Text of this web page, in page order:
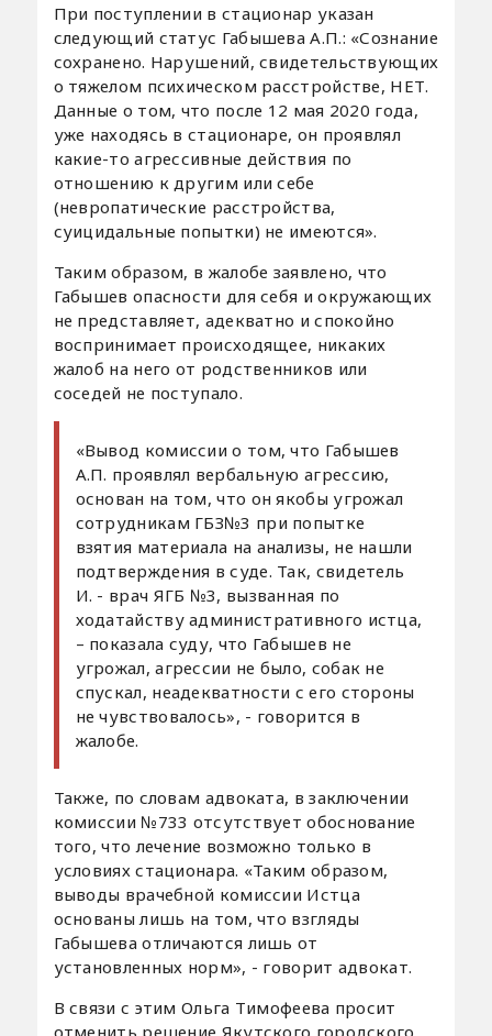
При поступлении в стационар указан
следующий статус Габышева А.П.: «Сознание
сохранено. Нарушений, свидетельствующих
о тяжелом психическом расстройстве, НЕТ.
Данные о том, что после 12 мая 2020 года,
уже находясь в стационаре, он проявлял
какие-то агрессивные действия по
отношению к другим или себе
(невропатические расстройства,
суицидальные попытки) не имеются».
Таким образом, в жалобе заявлено, что
Габышев опасности для себя и окружающих
не представляет, адекватно и спокойно
воспринимает происходящее, никаких
жалоб на него от родственников или
соседей не поступало.
«Вывод комиссии о том, что Габышев
А.П. проявлял вербальную агрессию,
основан на том, что он якобы угрожал
сотрудникам ГБЗ№3 при попытке
взятия материала на анализы, не нашли
подтверждения в суде. Так, свидетель
И. - врач ЯГБ №3, вызванная по
ходатайству административного истца,
– показала суду, что Габышев не
угрожал, агрессии не было, собак не
спускал, неадекватности с его стороны
не чувствовалось», - говорится в
жалобе.
Также, по словам адвоката, в заключении
комиссии №733 отсутствует обоснование
того, что лечение возможно только в
условиях стационара. «Таким образом,
выводы врачебной комиссии Истца
основаны лишь на том, что взгляды
Габышева отличаются лишь от
установленных норм», - говорит адвокат.
В связи с этим Ольга Тимофеева просит
отменить решение Якутского городского